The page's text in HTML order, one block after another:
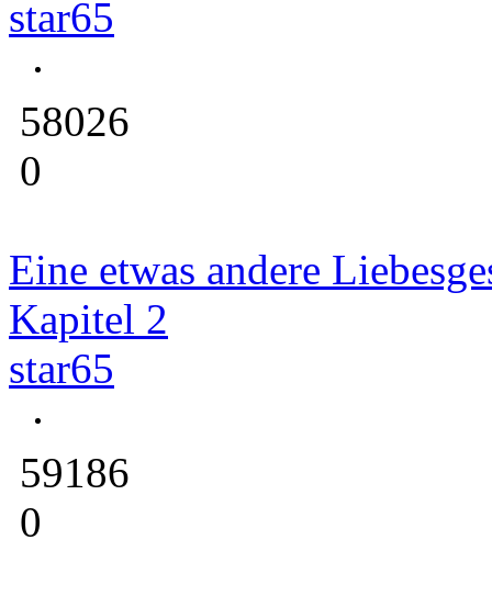
star65
58026
0
Eine etwas andere
Kapitel 2
star65
59186
0